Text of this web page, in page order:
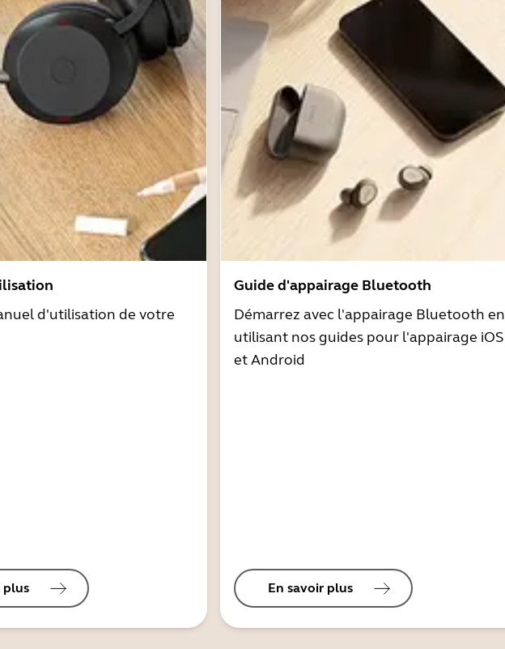
d'utilisation de votre
plus
Guide d'appairage Bluetooth
Démarrez avec l'appairage Bluetooth en
utilisant nos guides pour l'appairage iOS
et Android
En savoir plus